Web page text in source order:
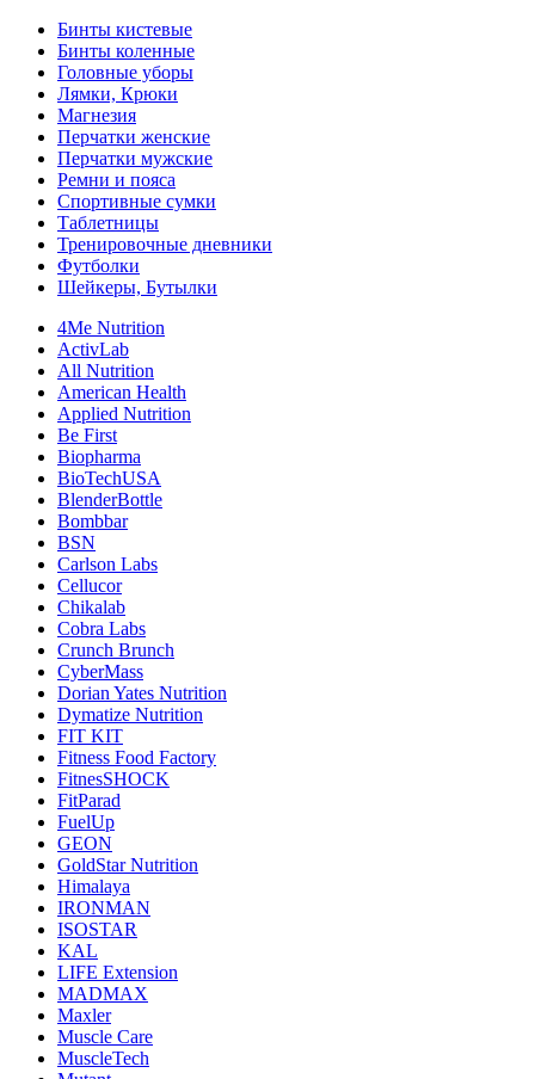
Бинты кистевые
Бинты коленные
Головные уборы
Лямки, Крюки
Магнезия
Перчатки женские
Перчатки мужские
Ремни и пояса
Спортивные сумки
Таблетницы
Тренировочные дневники
Футболки
Шейкеры, Бутылки
4Me Nutrition
ActivLab
All Nutrition
American Health
Applied Nutrition
Be First
Biopharma
BioTechUSA
BlenderBottle
Bombbar
BSN
Carlson Labs
Cellucor
Chikalab
Cobra Labs
Crunch Brunch
CyberMass
Dorian Yates Nutrition
Dymatize Nutrition
FIT KIT
Fitness Food Factory
FitnesSHOCK
FitParad
FuelUp
GEON
GoldStar Nutrition
Himalaya
IRONMAN
ISOSTAR
KAL
LIFE Extension
MADMAX
Maxler
Muscle Care
MuscleTech